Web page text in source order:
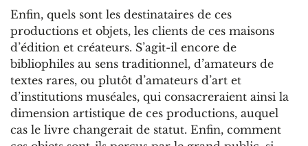
Enfin, quels sont les destinataires de ces
productions et objets, les clients de ces maisons
d’édition et créateurs. S’agit-il encore de
bibliophiles au sens traditionnel, d’amateurs de
textes rares, ou plutôt d’amateurs d’art et
d’institutions muséales, qui consacreraient ainsi la
dimension artistique de ces productions, auquel
cas le livre changerait de statut. Enfin, comment